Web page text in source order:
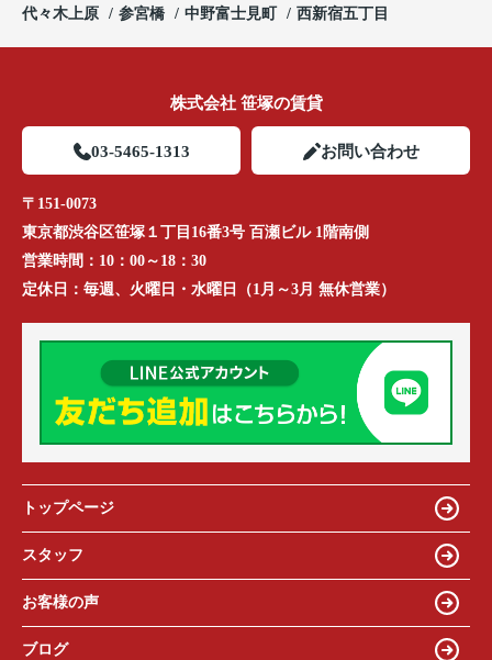
代々木上原
参宮橋 中野富士見町 西新宿五丁目
株式会社 笹塚の賃貸
03-5465-1313 お問い合わせ
〒151-0073
東京都渋谷区笹塚１丁目16番3号 百瀬ビル 1階南側
営業時間： 10：00～18：30
定休日： 毎週、火曜日・水曜日（1月～3月 無休営業）
トップページ
スタッフ
お客様の声
ブログ